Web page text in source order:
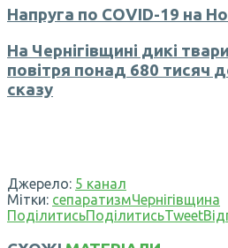
Напруга по COVID-19 на
На Чернігівщині дикі
повітря понад 680 тисяч
сказу
Джерело: 5 канал
Мітки: сепаратизмЧернігівщина
ПоділитисьПоділитисьTweet